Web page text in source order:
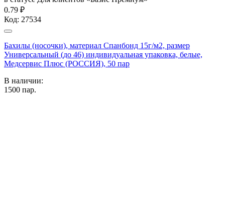
0.79 ₽
Код: 27534
Бахилы (носочки), материал Спанбонд 15г/м2, размер
Универсальный (до 46) индивидуальная упаковка, белые,
Медсервис Плюс (РОССИЯ), 50 пар
В наличии:
1500 пар.